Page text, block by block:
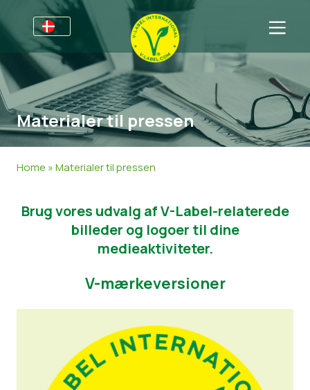
For virksomheder
Information til producenter
V-Label Webinars
Bliv certificeret
Sektorer
Oplysninger Generelt
Non-Food
OSS
Certificerede Produkter
Om os
Kom i kontakt
Bliv certificeret
Rapporter misbrug
Kundeområde
Materialer til pressen
Materialer til pressen
Home »Materialer til pressen
Brug vores udvalg af V-Label-relaterede
billeder og logoer til dine
medieaktiviteter.
V-mærkeversioner